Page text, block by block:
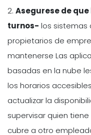
2. Asegurese de
turnos- los sistemas
propietarios de
mantenerse Las
basadas en la nube
los horarios
actualizar la
supervisar quien
cubre a otro